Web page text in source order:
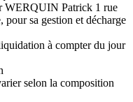
WERQUIN Patrick 1 rue
pour sa gestion et décharge
à compter du jour
selon la composition